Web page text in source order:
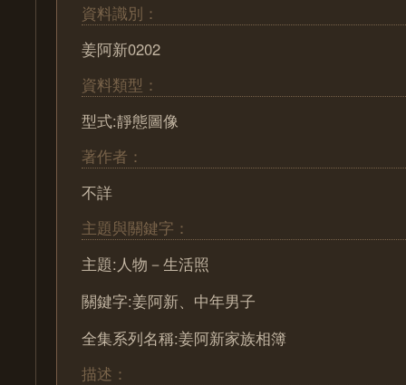
資料識別：
姜阿新0202
資料類型：
型式:靜態圖像
著作者：
不詳
主題與關鍵字：
主題:人物－生活照
關鍵字:姜阿新、中年男子
全集系列名稱:姜阿新家族相簿
描述：